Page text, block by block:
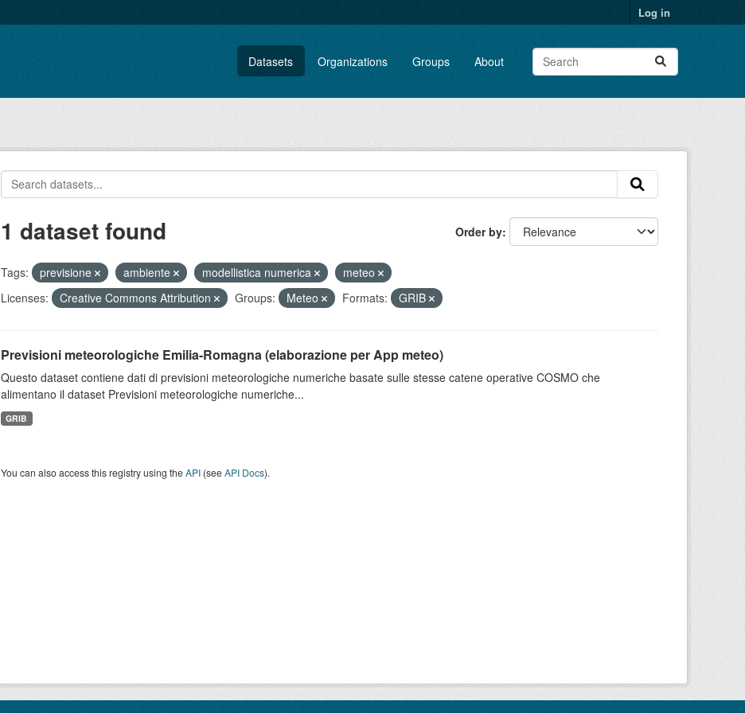
Log in
Datasets Organizations Groups About
Order by
1 dataset found
Tags: previsione ambiente modellistica numerica
meteo
Licenses:
Creative Commons Attribution Groups: Meteo Formats: GRIB
Previsioni meteorologiche Emilia-Romagna (elaborazione per App meteo)
Questo dataset contiene dati di previsioni meteorologiche numeriche basate sulle stesse catene operative COSMO che
alimentano il dataset Previsioni meteorologiche numeriche...
GRIB
You can also access this registry using theAPI(seeAPI Docs).